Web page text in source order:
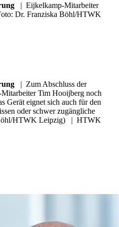
| Eijkelkamp-Mitarbeiter
Dr. Franziska Böhl/HTWK
| Zum Abschluss der
Tim Hooijberg noch
Gerät eignet sich auch für den
oder schwer zugängliche
HTWK Leipzig) | HTWK